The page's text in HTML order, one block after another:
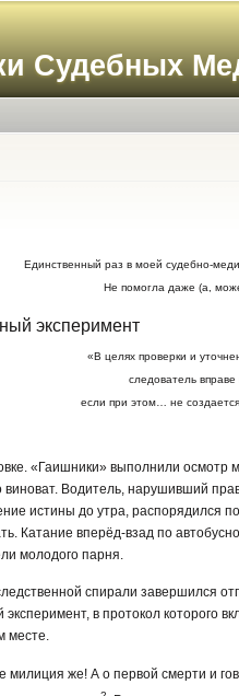
Судебных
Единственный раз в моей судебно-
Не помогла даже (а,
эксперимент
«В целях проверки и
следователь
если при этом… не
«Гаишники» выполнили осмотр
Водитель, нарушивший
истины до утра, распорядился
Катание вперёд-взад по
молодого парня.
спирали завершился
в протокол которого
месте.
же! А о первой смерти и